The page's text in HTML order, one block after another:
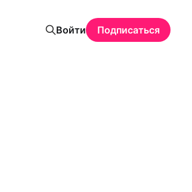
Войти Подписаться